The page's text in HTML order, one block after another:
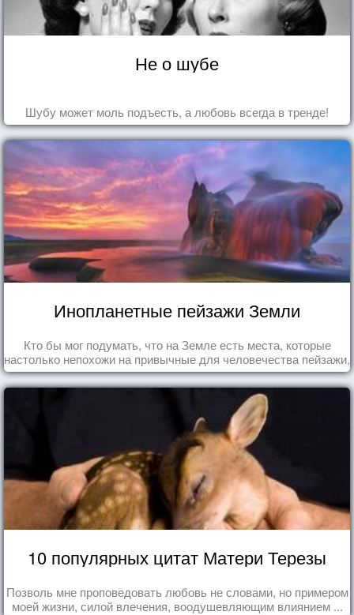
Не о шубе
Шубу может моль подъесть, а любовь всегда в тренде!
Инопланетные пейзажи Земли
Кто бы мог подумать, что на Земле есть места, которые
настолько непохожи на привычные для человечества пейзажи,
что кажутся и вовсе инопланетными!
10 популярных цитат Матери Терезы
Позволь мне проповедовать любовь не словами, но примером
моей жизни, силой влечения, воодушевляющим влиянием ...